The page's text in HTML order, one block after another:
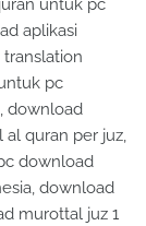
untuk pc
aplikasi
pc
download
quran per juz,
download
download
murottal juz 1